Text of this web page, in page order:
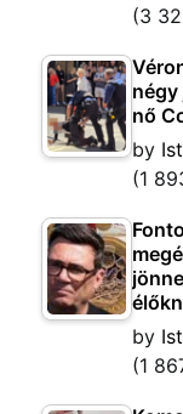
(3
nő
by
(1
by
(1